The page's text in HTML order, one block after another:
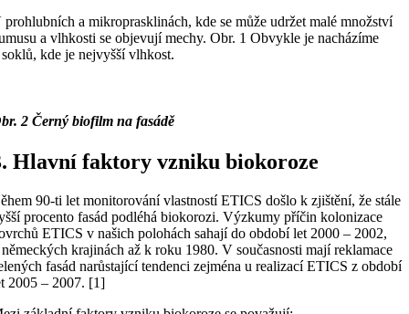
prohlubních a mikroprasklinách, kde se může udržet malé množství
a vlhkosti se objevují mechy. Obr. 1 Obvykle je nacházíme
kde je nejvyšší vlhkost.
2 Černý biofilm na fasádě
Hlavní faktory vzniku biokoroze
90-ti let monitorování vlastností ETICS došlo k zjištění, že stále
procento fasád podléhá biokorozi. Výzkumy příčin kolonizace
ETICS v našich polohách sahají do období let 2000 – 2002,
krajinách až k roku 1980. V současnosti mají reklamace
fasád narůstající tendenci zejména u realizací ETICS z období
2005 – 2007. [1]